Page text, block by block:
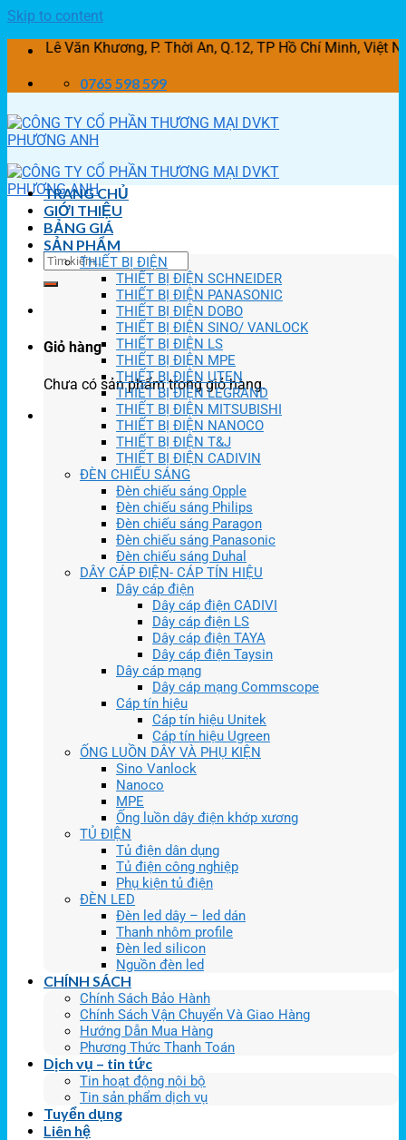
Skip to content
Lê Văn Khương, P. Thời An, Q.12, TP Hồ Chí Minh, Việt Nam
0765 598 599
Giỏ hàng
Chưa có sản phẩm trong giỏ hàng.
TRANG CHỦ
GIỚI THIỆU
BẢNG GIÁ
SẢN PHẨM
THIẾT BỊ ĐIỆN
THIẾT BỊ ĐIỆN SCHNEIDER
THIẾT BỊ ĐIỆN PANASONIC
THIẾT BỊ ĐIỆN DOBO
THIẾT BỊ ĐIỆN SINO/ VANLOCK
THIẾT BỊ ĐIỆN LS
THIẾT BỊ ĐIỆN MPE
THIẾT BỊ ĐIỆN UTEN
THIẾT BỊ ĐIỆN LEGRAND
THIẾT BỊ ĐIỆN MITSUBISHI
THIẾT BỊ ĐIỆN NANOCO
THIẾT BỊ ĐIỆN T&J
THIẾT BỊ ĐIỆN CADIVIN
ĐÈN CHIẾU SÁNG
Đèn chiếu sáng Opple
Đèn chiếu sáng Philips
Đèn chiếu sáng Paragon
Đèn chiếu sáng Panasonic
Đèn chiếu sáng Duhal
DÂY CÁP ĐIỆN- CÁP TÍN HIỆU
Dây cáp điện
Dây cáp điện CADIVI
Dây cáp điện LS
Dây cáp điện TAYA
Dây cáp điện Taysin
Dây cáp mạng
Dây cáp mạng Commscope
Cáp tín hiệu
Cáp tín hiệu Unitek
Cáp tín hiệu Ugreen
ỐNG LUỒN DÂY VÀ PHỤ KIỆN
Sino Vanlock
Nanoco
MPE
Ống luồn dây điện khớp xương
TỦ ĐIỆN
Tủ điện dân dụng
Tủ điện công nghiệp
Phụ kiện tủ điện
ĐÈN LED
Đèn led dây – led dán
Thanh nhôm profile
Đèn led silicon
Nguồn đèn led
CHÍNH SÁCH
Chính Sách Bảo Hành
Chính Sách Vận Chuyển Và Giao Hàng
Hướng Dẫn Mua Hàng
Phương Thức Thanh Toán
Dịch vụ – tin tức
Tin hoạt động nội bộ
Tin sản phẩm dịch vụ
Tuyển dụng
Liên hệ